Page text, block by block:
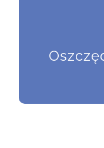
Rzetelna
inwestora